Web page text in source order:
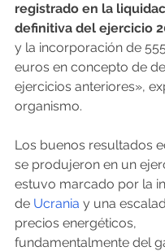
registrado en la
definitiva del ejercicio
y la incorporación de
euros en concepto de
ejercicios anteriores»,
organismo.
Los buenos resultados
se produjeron en un
estuvo marcado por la
de Ucrania y una
precios energéticos,
fundamentalmente del